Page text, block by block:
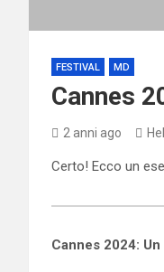
FESTIVAL MD
Cannes
2 anni ago
Certo! Ecco un
Cannes 2024: